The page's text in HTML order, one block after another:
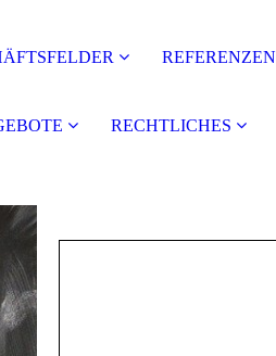
REFERENZEN
RECHTLICHES